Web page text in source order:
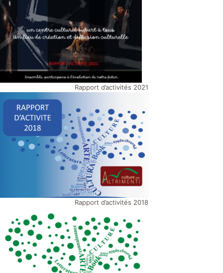
Rapport d’activités 2021
Rapport d’activités 2018